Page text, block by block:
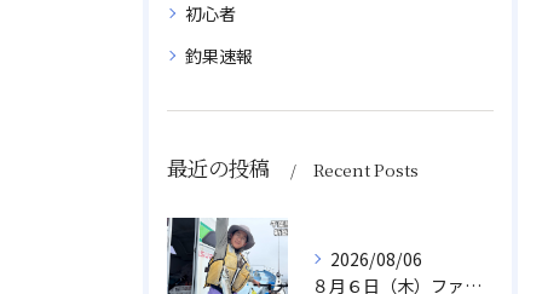
初心者
釣果速報
最近の投稿 Recent Posts
2026/08/06
８月６日（木）ファミリフィッシング